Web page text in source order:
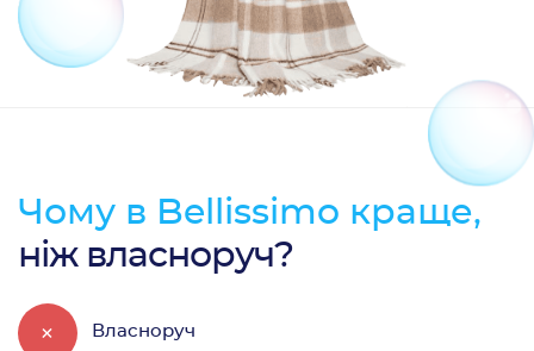
Чому в Bellissimo краще,
ніж власноруч?
+ Власноруч